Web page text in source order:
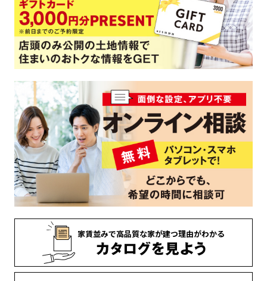
家賃並みで高品質な家が建つ理由がわかる